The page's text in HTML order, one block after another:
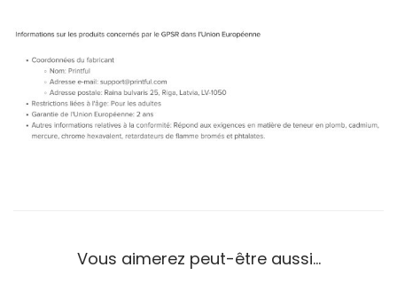
Vous aimerez peut-être aussi…